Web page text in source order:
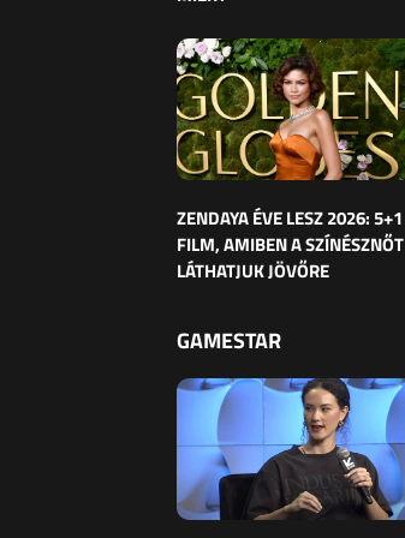
ZENDAYA ÉVE LESZ 2026: 5+1
FILM, AMIBEN A SZÍNÉSZNŐT
LÁTHATJUK JÖVŐRE
GAMESTAR